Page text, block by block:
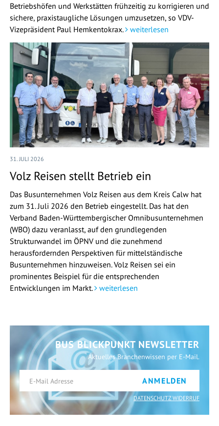
Betriebshöfen und Werkstätten frühzeitig zu korrigieren und
sichere, praxistaugliche Lösungen umzusetzen, so VDV-
Vizepräsident Paul Hemkentokrax.
weiterlesen
31. JULI 2026
Volz Reisen stellt Betrieb ein
Das Busunternehmen Volz Reisen aus dem Kreis Calw hat
zum 31. Juli 2026 den Betrieb eingestellt. Das hat den
Verband Baden-Württembergischer Omnibusunternehmen
(WBO) dazu veranlasst, auf den grundlegenden
Strukturwandel im ÖPNV und die zunehmend
herausfordernden Perspektiven für mittelständische
Busunternehmen hinzuweisen. Volz Reisen sei ein
prominentes Beispiel für die entsprechenden
Entwicklungen im Markt.
weiterlesen
BUS BLICKPUNKT NEWSLETTER
Aktuelles Branchenwissen per E-Mail.
ANMELDEN
DATENSCHUTZ WIDERRUF